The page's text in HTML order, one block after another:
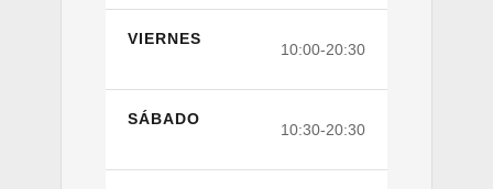
VIERNES
10:00-20:30
SÁBADO
10:30-20:30